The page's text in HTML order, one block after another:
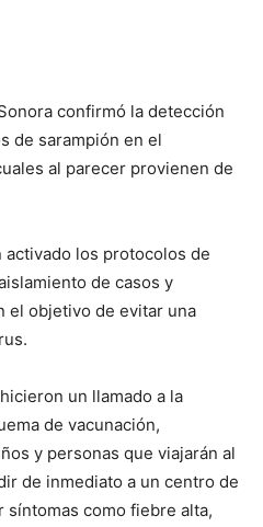
confirmó la detección
de sarampión en el
al parecer provienen de
los protocolos de
de casos y
el objetivo de evitar una
un llamado a la
de vacunación,
y personas que viajarán al
de inmediato a un centro de
síntomas como fiebre alta,